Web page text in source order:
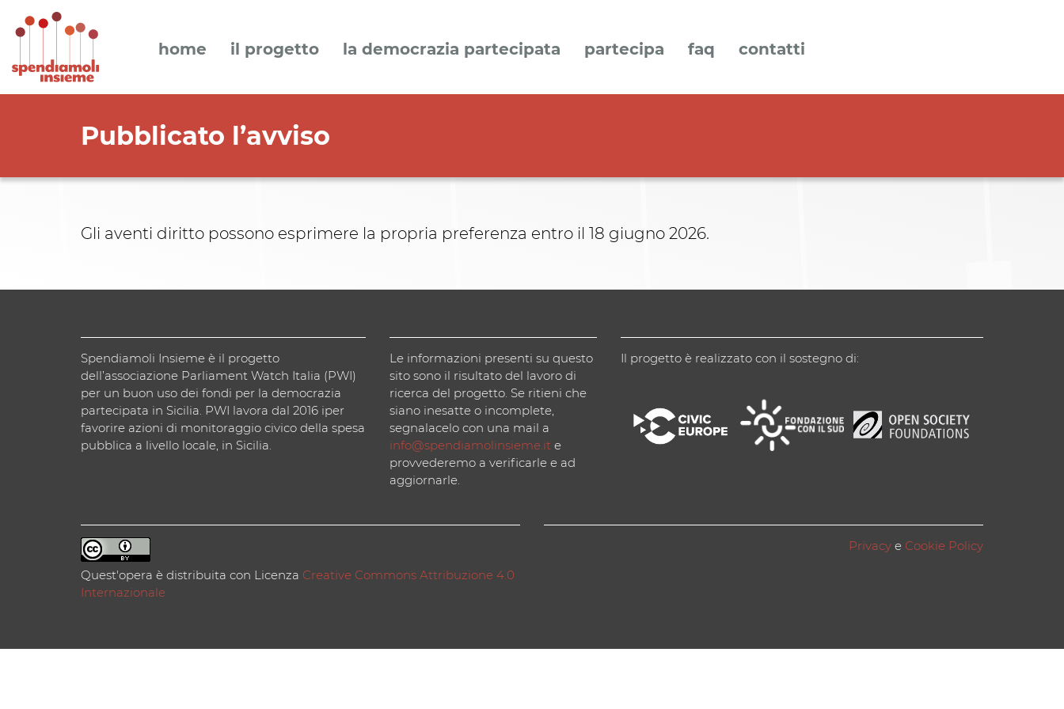
home il progetto la democrazia partecipata partecipa faq contatti
Pubblicato l’avviso
Gli aventi diritto possono esprimere la propria preferenza entro il 18 giugno 2026.
Spendiamoli Insieme è il progetto
dell’associazione Parliament Watch Italia (PWI)
per un buon uso dei fondi per la democrazia
partecipata in Sicilia. PWI lavora dal 2016 iper
favorire azioni di monitoraggio civico della spesa
pubblica a livello locale, in Sicilia.
Le informazioni presenti su questo
sito sono il risultato del lavoro di
ricerca del progetto. Se ritieni che
siano inesatte o incomplete,
segnalacelo con una mail a
info@spendiamolinsieme.ite
provvederemo a verificarle e ad
aggiornarle.
Il progetto è realizzato con il sostegno di:
Quest'opera è distribuita con Licenza Creative Commons Attribuzione 4.0
Internazionale
Privacy e Cookie Policy